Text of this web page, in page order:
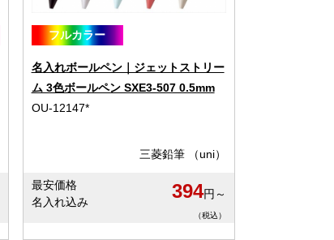
フルカラー
名入れボールペン｜ジェットストリー
ム 3色ボールペン SXE3-507 0.5mm
OU-12147*
三菱鉛筆 （uni）
最安価格
名入れ込み
394円～
（税込）